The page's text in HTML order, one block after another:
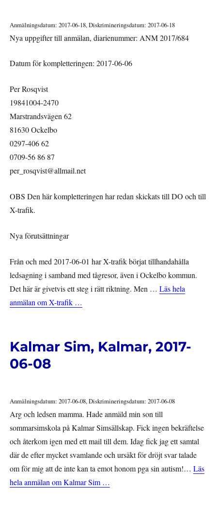
Anmälningsdatum: 2017-06-18, Diskrimineringsdatum: 2017-06-18
Nya uppgifter till anmälan, diarienummer: ANM 2017/684
Datum för kompletteringen: 2017-06-06
Per Rosqvist
19841004-2470
Marstrandsvägen 62
81630 Ockelbo
0297-406 62
0709-56 86 87
per_rosqvist@allmail.net
OBS Den här kompletteringen har redan skickats till DO och till
X-trafik.
Nya förutsättningar
Från och med 2017-06-01 har X-trafik börjat tillhandahålla
ledsagning i samband med tågresor, även i Ockelbo kommun.
Det här är givetvis ett steg i rätt riktning. Men …Läs hela
anmälan om X-trafik …
Kalmar Sim, Kalmar, 2017-
06-08
Anmälningsdatum: 2017-06-08, Diskrimineringsdatum: 2017-06-08
Arg och ledsen mamma. Hade anmäld min son till
sommarsimskola på Kalmar Simsällskap. Fick ingen bekräftelse
och återkom igen med ett mail till dem. Idag fick jag ett samtal
där de efter mycket svamlande och ursäkt för dröjt svar talade
om för mig att de inte kan ta emot honom pga sin autism!…Läs
hela anmälan om Kalmar Sim …